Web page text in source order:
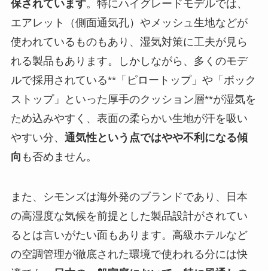
保されています。特にハイグレードモデルでは、
エアレット（側面通気孔）やメッシュ生地などが
使われているものもあり、湿気対策に工夫が見ら
れる製品もあります。しかしながら、多くのモデ
ルで採用されている**「ピロートップ」や「ボック
ストップ」といった厚手のクッション層**が湿気を
ため込みやすく、表面の柔らかい生地が汗を吸い
やすい分、 通気性という点ではやや不利になる傾
向 も否めません。
また、シモンズは海外発のブランドであり、日本
の高湿度な気候を前提とした製品設計がされてい
るとは言いがたい面もあります。高級ホテルなど
の空調管理が徹底された環境で使われる分には快